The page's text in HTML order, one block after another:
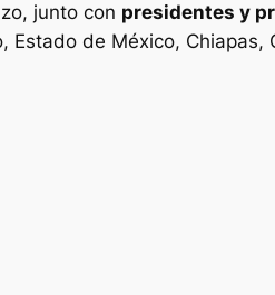
junto con presidentes y
de México, Chiapas,